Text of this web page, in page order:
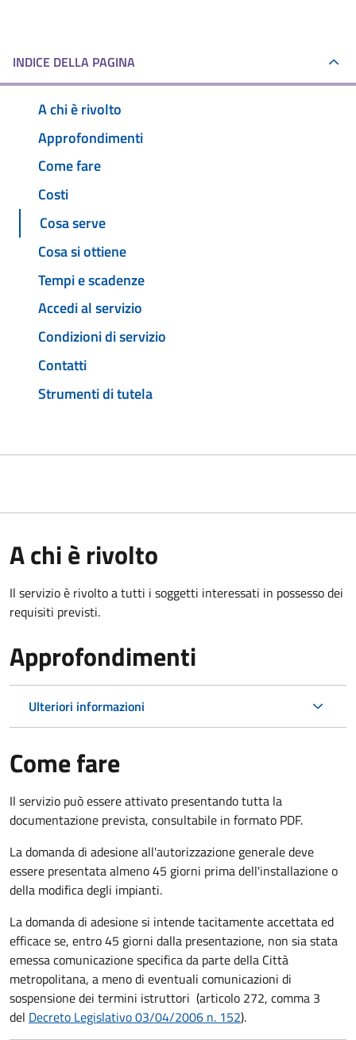
INDICE DELLA PAGINA
A chi è rivolto
Approfondimenti
Come fare
Costi
Cosa serve
Cosa si ottiene
Tempi e scadenze
Accedi al servizio
Condizioni di servizio
Contatti
Strumenti di tutela
A chi è rivolto
Il servizio è rivolto a tutti i soggetti interessati in possesso dei
requisiti previsti.
Approfondimenti
Ulteriori informazioni
Come fare
Il servizio può essere attivato presentando tutta la
documentazione prevista, consultabile in formato PDF.
La domanda di adesione all'autorizzazione generale deve
essere presentata almeno 45 giorni primadell'installazione o
della modifica degli impianti.
La domanda di adesione si intende tacitamente accettata ed
efficace se, entro 45 giorni dalla presentazione, non sia stata
emessa comunicazione specifica da parte della Città
metropolitana, a meno di eventuali comunicazioni di
sospensione dei termini istruttori (articolo 272, comma 3
del Decreto Legislativo 03/04/2006 n. 152).